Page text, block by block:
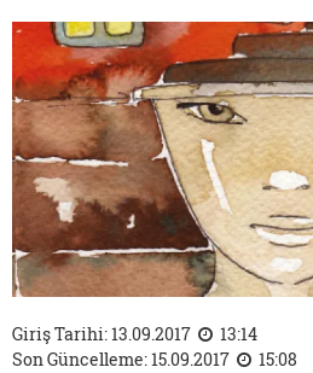
Giriş Tarihi: 13.09.2017
13:14
Son Güncelleme: 15.09.2017
15:08